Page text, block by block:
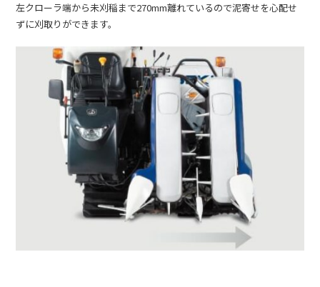
左クローラ端から未刈稲まで270mm離れているので泥寄せを心配せ
ずに刈取りができます。